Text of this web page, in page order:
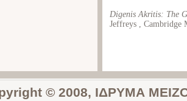
Digenis Akritis: The
Jeffreys , Cambridge
© 2008, ΙΔΡΥΜΑ